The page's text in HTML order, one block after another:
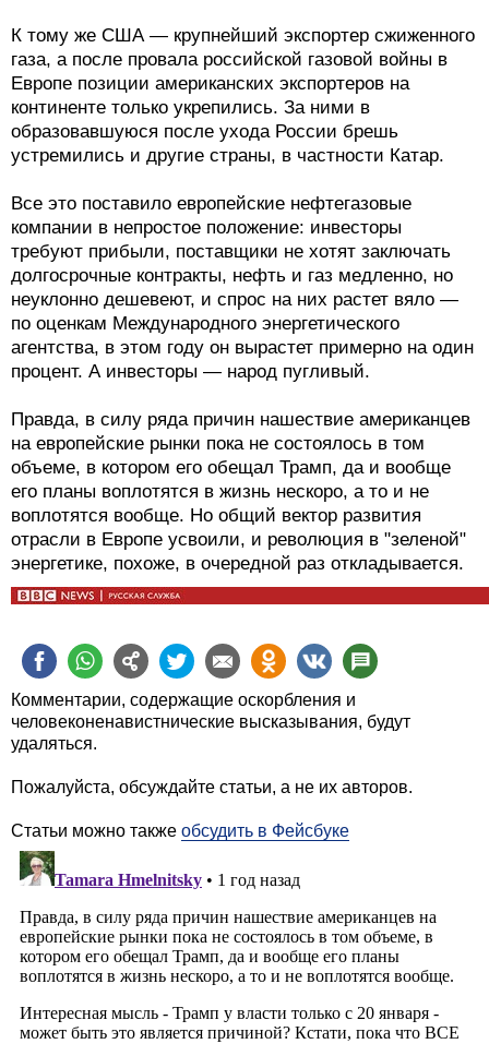
К тому же США — крупнейший экспортер сжиженного
газа, а после провала российской газовой войны в
Европе позиции американских экспортеров на
континенте только укрепились. За ними в
образовавшуюся после ухода России брешь
устремились и другие страны, в частности Катар.
Все это поставило европейские нефтегазовые
компании в непростое положение: инвесторы
требуют прибыли, поставщики не хотят заключать
долгосрочные контракты, нефть и газ медленно, но
неуклонно дешевеют, и спрос на них растет вяло —
по оценкам Международного энергетического
агентства, в этом году он вырастет примерно на один
процент. А инвесторы — народ пугливый.
Правда, в силу ряда причин нашествие американцев
на европейские рынки пока не состоялось в том
объеме, в котором его обещал Трамп, да и вообще
его планы воплотятся в жизнь нескоро, а то и не
воплотятся вообще. Но общий вектор развития
отрасли в Европе усвоили, и революция в "зеленой"
энергетике, похоже, в очередной раз откладывается.
Комментарии, содержащие оскорбления и
человеконенавистнические высказывания, будут
удаляться.
Пожалуйста, обсуждайте статьи, а не их авторов.
Статьи можно также обсудить в Фейсбуке